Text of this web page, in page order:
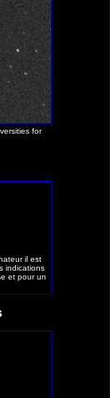
for
il est
indications
et pour un